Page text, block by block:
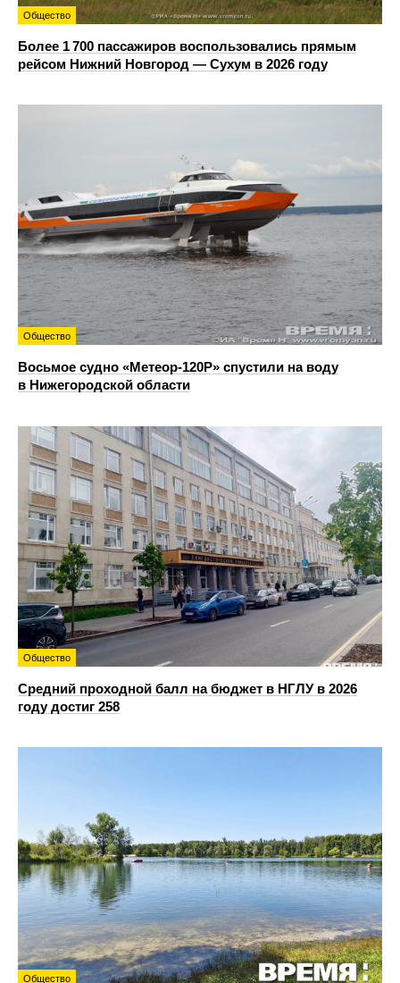
Общество
Более 1 700 пассажиров воспользовались прямым
рейсом Нижний Новгород — Сухум в 2026 году
Общество
Восьмое судно «Метеор-120Р» спустили на воду
в Нижегородской области
Общество
Средний проходной балл на бюджет в НГЛУ в 2026
году достиг 258
Общество